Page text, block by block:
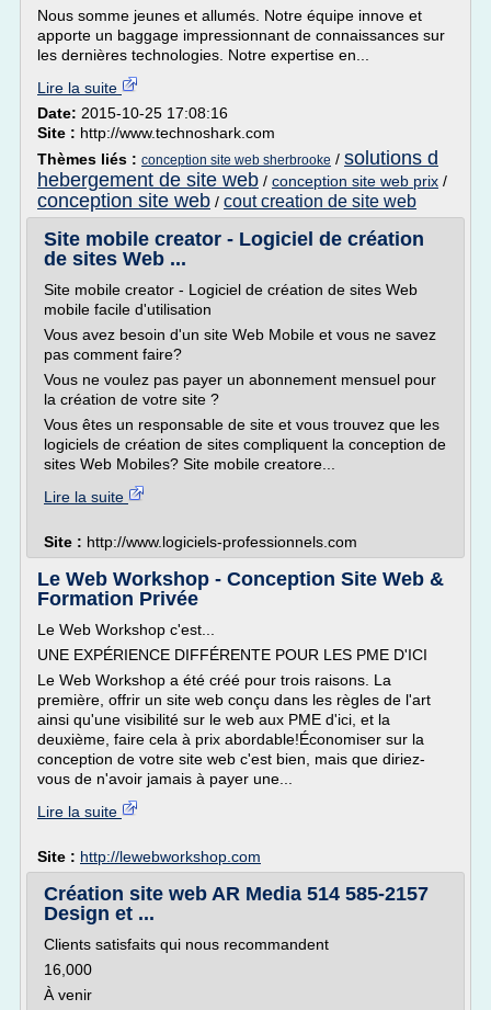
Nous somme jeunes et allumés. Notre équipe innove et
apporte un baggage impressionnant de connaissances sur
les dernières technologies. Notre expertise en...
Lire la suite
Date: 2015-10-25 17:08:16
Site : http://www.technoshark.com
Thèmes liés : conception site web sherbrooke / solutions d
hebergement de site web / conception site web prix /
conception site web / cout creation de site web
Site mobile creator - Logiciel de création
de sites Web ...
Site mobile creator - Logiciel de création de sites Web
mobile facile d'utilisation
Vous avez besoin d'un site Web Mobile et vous ne savez
pas comment faire?
Vous ne voulez pas payer un abonnement mensuel pour
la création de votre site ?
Vous êtes un responsable de site et vous trouvez que les
logiciels de création de sites compliquent la conception de
sites Web Mobiles? Site mobile creatore...
Lire la suite
Site : http://www.logiciels-professionnels.com
Le Web Workshop - Conception Site Web &
Formation Privée
Le Web Workshop c'est...
UNE EXPÉRIENCE DIFFÉRENTE POUR LES PME D'ICI
Le Web Workshop a été créé pour trois raisons. La
première, offrir un site web conçu dans les règles de l'art
ainsi qu'une visibilité sur le web aux PME d'ici, et la
deuxième, faire cela à prix abordable!Économiser sur la
conception de votre site web c'est bien, mais que diriez-
vous de n'avoir jamais à payer une...
Lire la suite
Site : http://lewebworkshop.com
Création site web AR Media 514 585-2157
Design et ...
Clients satisfaits qui nous recommandent
16,000
À venir